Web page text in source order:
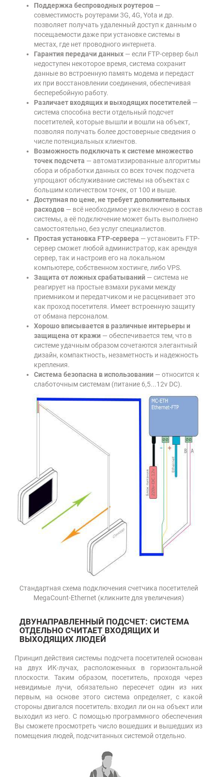
Поддержка беспроводных роутеров —
совместимость роутерами 3G, 4G, Yota и др.
позволяет получать удаленный доступ к данным о
посещаемости даже при установке системы в
местах, где нет проводного интернета.
Гарантия передачи данных — если FTP-сервер был
недоступен некоторое время, система сохранит
данные во встроенную память модема и передаст
их при восстановлении соединения, обеспечивая
бесперебойную работу.
Различает входящих и выходящих посетителей —
система способна вести отдельный подсчет
посетителей, которые вышли и вошли на объект,
позволяя получать более достоверные сведения о
числе потенциальных клиентов.
Возможность подключать к системе множество
точек подсчета — автоматизированные алгоритмы
сбора и обработки данных со всех точек подсчета
упрощают обслуживание системы на объектах с
большим количеством точек, от 100 и выше.
Доступная по цене, не требует дополнительных
расходов — всё необходимое уже включено в состав
системы, а её подключение может быть выполнено
самостоятельно, без услуг специалистов.
Простая установка FTP-сервера — установить FTP-
сервер сможет любой администратор, как арендуя
сервер, так и настроив его на локальном
компьютере, собственном хостинге, либо VPS.
Защита от ложных срабатываний — система не
реагирует на простые взмахи руками между
приемником и передатчиком и не расценивает это
как проход посетителя. Имеет встроенную защиту
от обмана персоналом.
Хорошо вписывается в различные интерьеры и
защищена от кражи — обеспечивается тем, что в
системе удачным образом сочетаются элегантный
дизайн, компактность, незаметность и надежность
крепления.
Система безопасна в использовании — относится к
слаботочным системам (питание 6,5...12v DC).
Стандартная схема подключения счетчика посетителей
MegaCount-Ethernet (кликните для увеличения)
ДВУНАПРАВЛЕННЫЙ ПОДСЧЕТ: СИСТЕМА
ОТДЕЛЬНО СЧИТАЕТ ВХОДЯЩИХ И
ВЫХОДЯЩИХ ЛЮДЕЙ
Принцип действия системы подсчета посетителей основан
на двух ИК-лучах, расположенных в горизонтальной
плоскости. Таким образом, посетитель, проходя через
невидимые лучи, обязательно пересечет один из них
первым, на основе этого система определяет, с какой
стороны двигался посетитель: входил ли он на объект или
выходил из него. С помощью программного обеспечения
Вы сможете просмотреть число вошедших и вышедших из
помещения людей, подсчитанных системой отдельно.